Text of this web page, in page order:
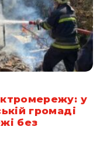
у
громаді
без